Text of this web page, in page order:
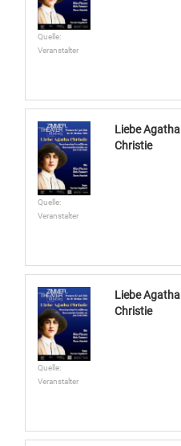
Quelle:
Veranstalter
Quelle:
Veranstalter
Liebe Agatha
Christie
Quelle:
Veranstalter
Liebe Agatha
Christie